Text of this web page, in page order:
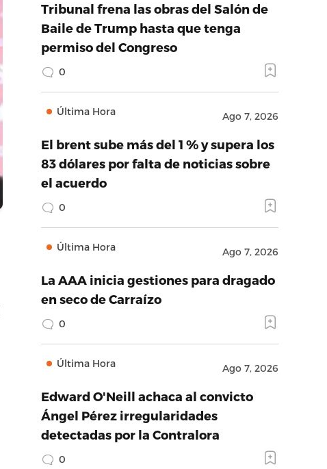
Tribunal frena las obras del Salón de
Baile de Trump hasta que tenga
permiso del Congreso
0
Última Hora Ago 7, 2026
El brent sube más del 1 % y supera los
83 dólares por falta de noticias sobre
el acuerdo
0
Última Hora Ago 7, 2026
La AAA inicia gestiones para dragado
en seco de Carraízo
0
Última Hora Ago 7, 2026
Edward O'Neill achaca al convicto
Ángel Pérez irregularidades
detectadas por la Contralora
0